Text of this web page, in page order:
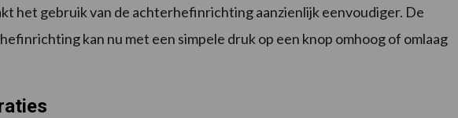
het gebruik van de achterhefinrichting aanzienlijk eenvoudiger. De
kan nu met een simpele druk op een knop omhoog of omlaag